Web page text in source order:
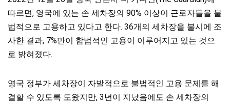
따르면, 영국에 있는 손 세차장의 90% 이상이 근로자들을 불
법적으로 고용하고 있다고 한다. 36개의 세차장을 불시에 조
사한 결과, 7%만이 합법적인 고용이 이루어지고 있는 것으
로 밝혀졌다.
영국 정부가 세차장이 자발적으로 불법적인 고용 문제를 해
결할 수 있도록 도왔지만, 3년이 지났음에도 손 세차장의